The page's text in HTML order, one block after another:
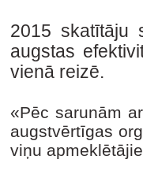
2015 skatītāju
augstas
vienā reizē.
«Pēc sarunām
augstvērtīgas
viņu